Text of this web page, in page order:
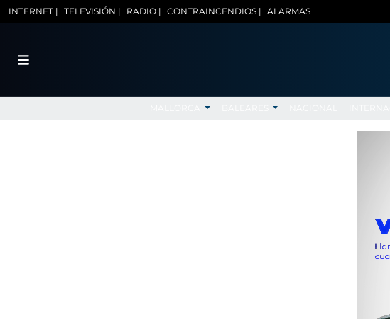
INTERNET | TELEVISIÓN | RADIO | CONTRAINCENDIOS | ALARMAS